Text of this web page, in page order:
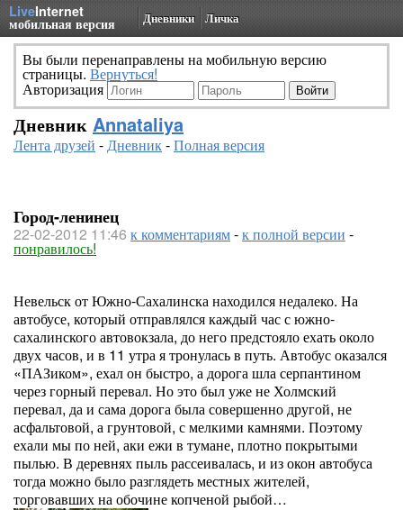
LiveInternet
мобильная версия Дневники Личка
Вы были перенаправлены на мобильную версию
страницы. Вернуться!
Авторизация
Дневник Annataliya
Лента друзей -Дневник-Полная версия
Город-ленинец
22-02-2012 11:46 к комментариям-к полной версии -
понравилось!
Невельск от Южно-Сахалинска находился недалеко. На
автобусе, который отправлялся каждый час с южно-
сахалинского автовокзала, до него предстояло ехать около
двух часов, и в 11 утра я тронулась в путь. Автобус оказался
«ПАЗиком», ехал он быстро, а дорога шла серпантином
через горный перевал. Но это был уже не Холмский
перевал, да и сама дорога была совершенно другой, не
асфальтовой, а грунтовой, с мелкими камнями. Поэтому
ехали мы по ней, аки ежи в тумане, плотно покрытыми
пылью. В деревнях пыль рассеивалась, и из окон автобуса
тогда можно было разглядеть местных жителей,
торговавших на обочине копченой рыбой…